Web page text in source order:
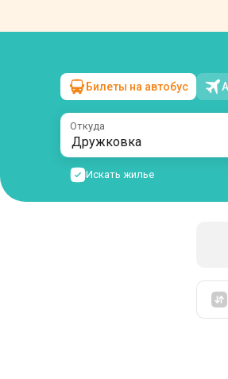
Дружковка→ Днепр
вс, 9 августа/1 пассажир
Билеты на автобус
Откуда
Искать жилье